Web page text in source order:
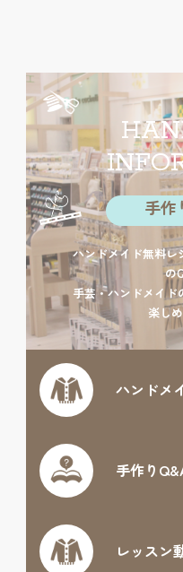
手作
ハンドメイド無料レ
の
手芸・ハンドメイ
楽し
ハンドメ
手作り
レッスン